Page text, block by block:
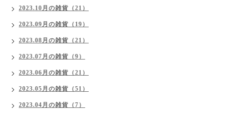
2023.10月の雑貨（21）
2023.09月の雑貨（19）
2023.08月の雑貨（21）
2023.07月の雑貨（9）
2023.06月の雑貨（21）
2023.05月の雑貨（51）
2023.04月の雑貨（7）